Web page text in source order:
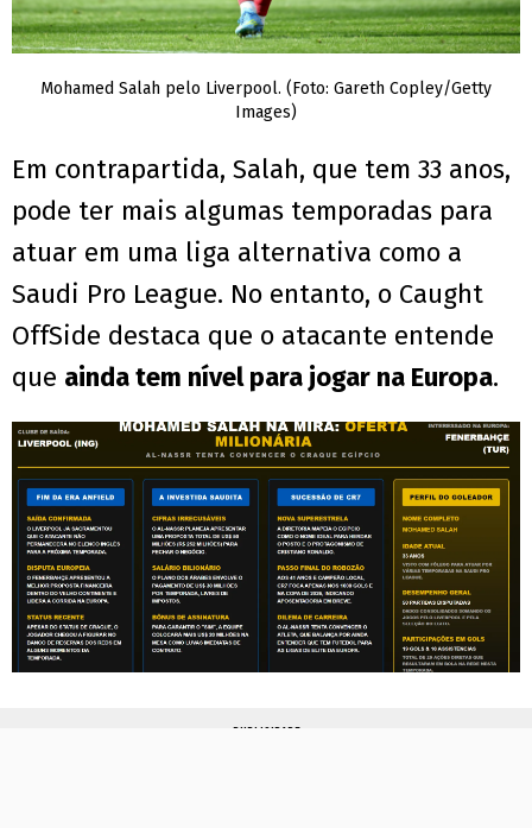
Mohamed Salah pelo Liverpool. (Foto: Gareth Copley/Getty
Images)
Em contrapartida, Salah, que tem 33 anos,
pode ter mais algumas temporadas para
atuar em uma liga alternativa como a
Saudi Pro League. No entanto, o Caught
OffSide destaca que o atacante entende
que ainda tem nível para jogar na Europa.
PUBLICIDADE